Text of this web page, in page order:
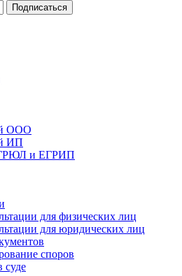
Подписаться
ООО
ИП
и ЕГРИП
для физических лиц
для юридических лиц
споров
суде